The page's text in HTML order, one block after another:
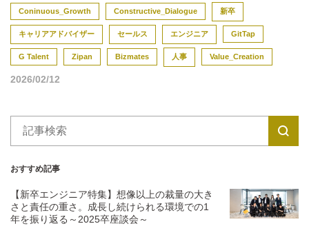
Coninuous_Growth Constructive_Dialogue 新卒
キャリアアドバイザー セールス エンジニア GitTap
G Talent Zipan Bizmates 人事 Value_Creation
2026/02/12
おすすめ記事
【新卒エンジニア特集】想像以上の裁量の大き
さと責任の重さ。成長し続けられる環境での1
年を振り返る～2025卒座談会～